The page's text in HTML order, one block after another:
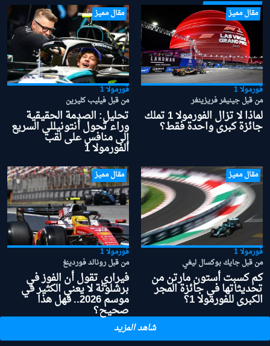
مقال مميز
فورمولا 1
من قبل جينيفر فريزينغر
لماذا لا تزال الفورمولا 1 تملك
جائزة كبرى واحدة فقط؟
مقال مميز
فورمولا 1
من قبل فيليب كليرين
تحليل: الصدمة الحقيقية
وراء تحول أنتونيللي السريع
إلى منافس على لقب
الفورمولا 1
مقال مميز
فورمولا 1
من قبل جايك بوكسال ليغي
كم كسبت أستون مارتن من
تحديثاتها في جائزة المجر
الكبرى للفورمولا 1؟
مقال مميز
فورمولا 1
من قبل رونالد فوردينغ
فيراري تقول أن الفوز في
برشلونة لا يعني الكثير في
موسم 2026.. فهل هذا
صحيح؟
شاهد المزيد